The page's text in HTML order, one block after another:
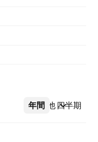
年間 四半期
その他